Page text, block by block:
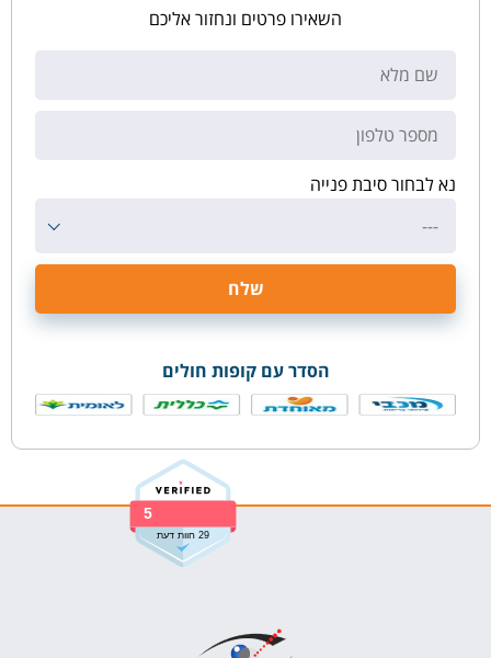
השאירו פרטים ונחזור אליכם
נא לבחור סיבת פנייה
---
הסדר עם קופות חולים
5
29 חוות דעת